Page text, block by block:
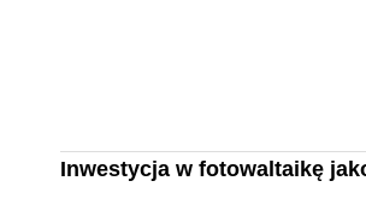
Inwestycja w fotowaltaikę